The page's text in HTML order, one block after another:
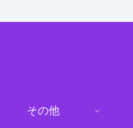
その他